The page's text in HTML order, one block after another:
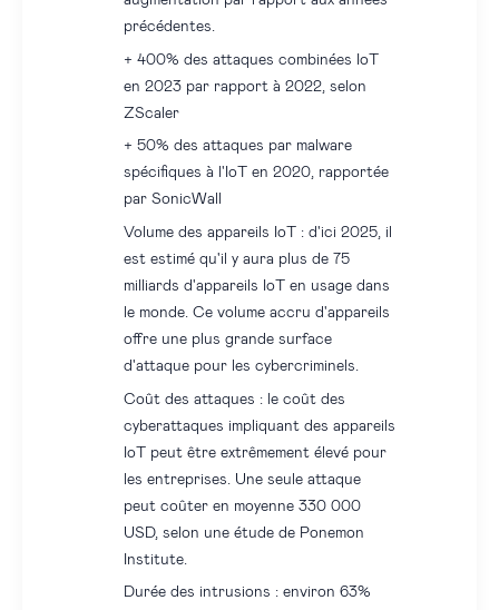
précédentes.
+ 400% des attaques combinées IoT
en 2023 par rapport à 2022, selon
ZScaler
+ 50% des attaques par malware
spécifiques à l'IoT en 2020, rapportée
par SonicWall
Volume des appareils IoT : d'ici 2025, il
est estimé qu'il y aura plus de 75
milliards d'appareils IoT en usage dans
le monde. Ce volume accru d'appareils
offre une plus grande surface
d'attaque pour les cybercriminels.
Coût des attaques : le coût des
cyberattaques impliquant des appareils
IoT peut être extrêmement élevé pour
les entreprises. Une seule attaque
peut coûter en moyenne 330 000
USD, selon une étude de Ponemon
Institute.
Durée des intrusions : environ 63%